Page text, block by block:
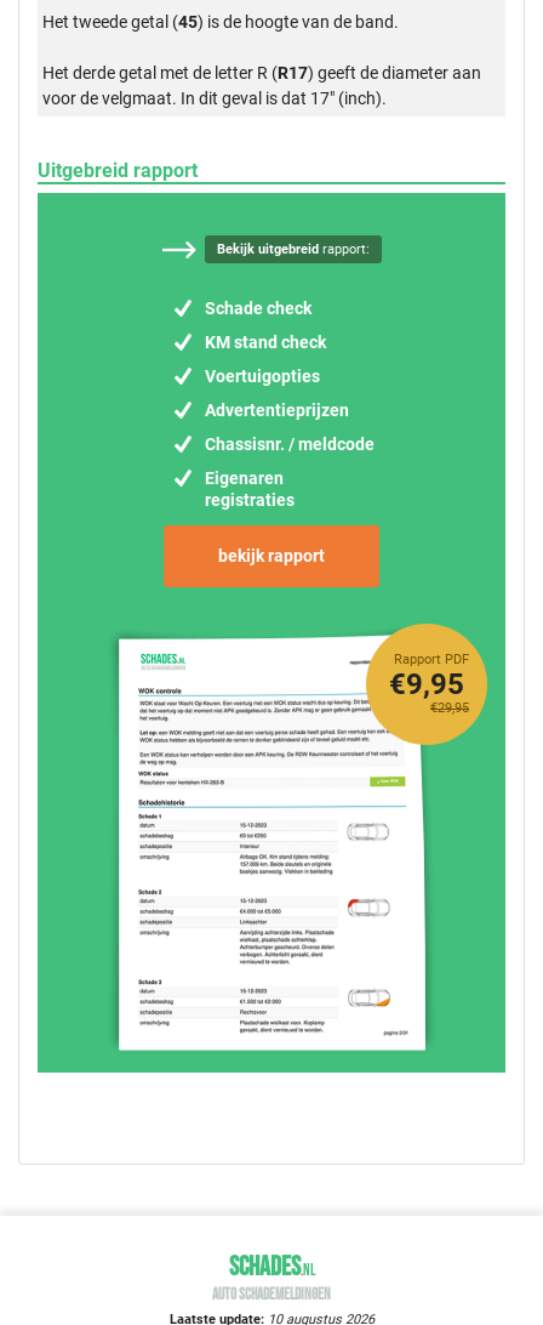
Het tweede getal (45) is de hoogte van de band.
Het derde getal met de letter R (R17) geeft de diameter aan
voor de velgmaat. In dit geval is dat 17" (inch).
Uitgebreid rapport
Bekijk uitgebreid rapport:
Schade check
KM stand check
Voertuigopties
Advertentieprijzen
Chassisnr. / meldcode
Eigenaren
registraties
bekijk rapport
Rapport PDF
€29,95
€9,95
SCHADES.NL
AUTO SCHADEMELDINGEN
Laatste update: 10 augustus 2026